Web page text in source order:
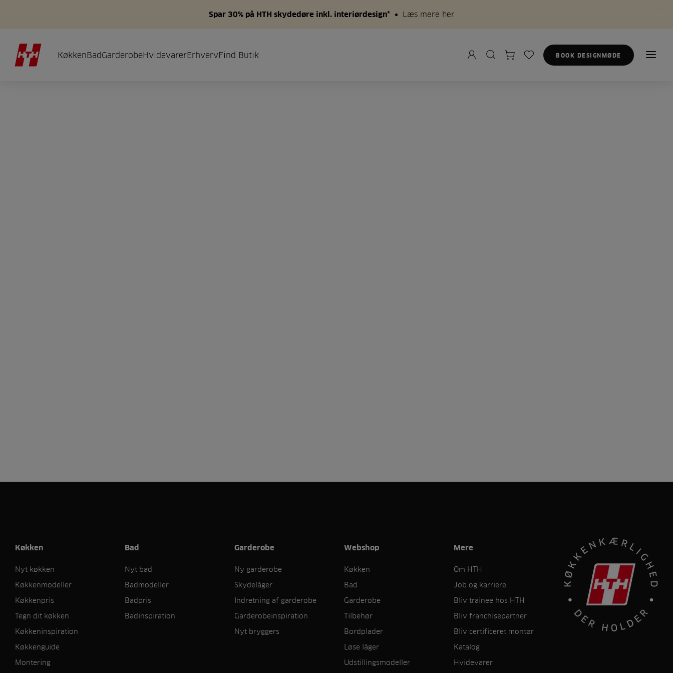
Spar 30% på HTH skydedøre inkl. interiørdesign* Læs mere her
KøkkenBadGarderobeHvidevarerErhvervFind Butik BOOK DESIGNMØDE
Køkken
Nyt køkken
Køkkenmodeller
Køkkenpris
Tegn dit køkken
Køkkeninspiration
Køkkenguide
Montering
Bad
Nyt bad
Badmodeller
Badpris
Badinspiration
Garderobe
Ny garderobe
Skydelåger
Indretning af garderobe
Garderobeinspiration
Nyt bryggers
Webshop
Køkken
Bad
Garderobe
Tilbehør
Bordplader
Løse låger
Udstillingsmodeller
Mere
Om HTH
Job og karriere
Bliv trainee hos HTH
Bliv franchisepartner
Bliv certificeret montør
Katalog
Hvidevarer